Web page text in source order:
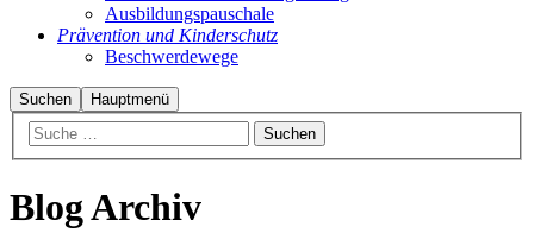
Ausbildungspauschale
Prävention und Kinderschutz
Beschwerdewege
Suchen Hauptmenü
Blog Archiv